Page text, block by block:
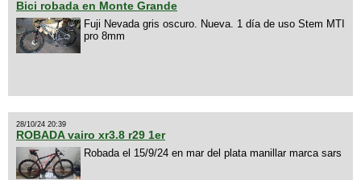
Bici robada en Monte Grande
Fuji Nevada gris oscuro. Nueva. 1 día de uso Stem MTI
pro 8mm
28/10/24 20:39
ROBADA vairo xr3.8 r29 1er
Robada el 15/9/24 en mar del plata manillar marca sars